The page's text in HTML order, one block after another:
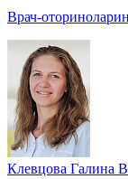
Врач-
Клевцова Галина